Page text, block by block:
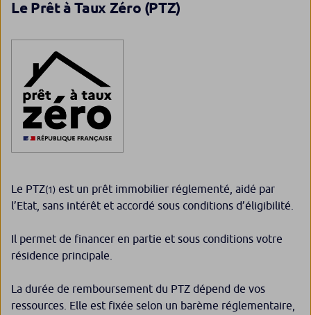
Le Prêt à Taux Zéro (PTZ)
Le PTZ(1) est un prêt immobilier réglementé, aidé par
l’Etat, sans intérêt et accordé sous conditions d’éligibilité.
Il permet de financer en partie et sous conditions votre
résidence principale.
La durée de remboursement du PTZ dépend de vos
ressources. Elle est fixée selon un barème réglementaire,